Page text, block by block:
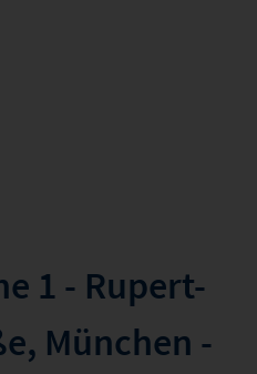
1 - Rupert-
München -